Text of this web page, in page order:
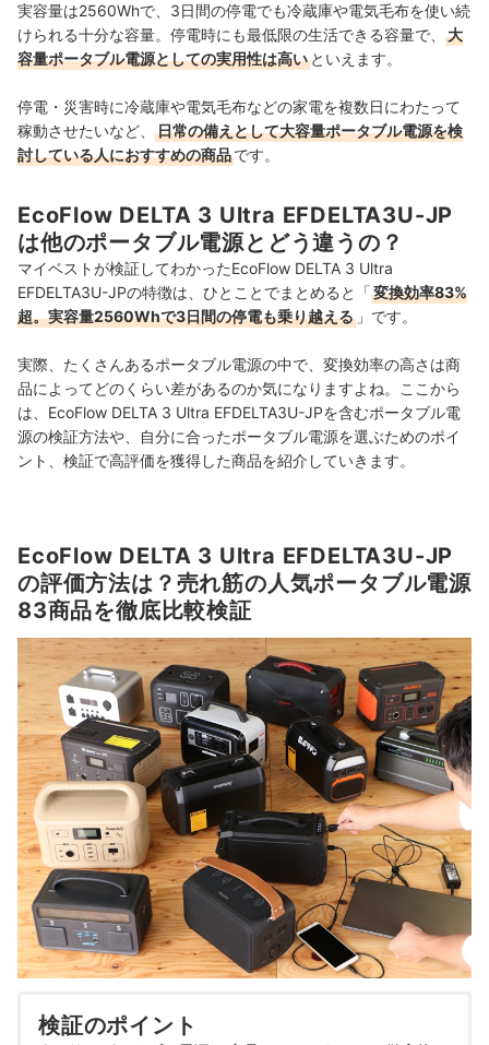
実容量は2560Whで、3日間の停電でも冷蔵庫や電気毛布を使い続
けられる十分な容量。停電時にも最低限の生活できる容量で、
大
容量ポータブル電源としての実用性は高い といえます。
停電・災害時に冷蔵庫や電気毛布などの家電を複数日にわたって
稼動させたいなど、
日常の備えとして大容量ポータブル電源を検
討している人におすすめの商品です。
EcoFlow DELTA 3 Ultra EFDELTA3U-JP
は他のポータブル電源とどう違うの？
マイベストが検証してわかったEcoFlow DELTA 3 Ultra
EFDELTA3U-JPの特徴は、ひとことでまとめると「変換効率83%
超。実容量2560Whで3日間の停電も乗り越える 」です。
実際、たくさんあるポータブル電源の中で、変換効率の高さは商
品によってどのくらい差があるのか気になりますよね。ここから
は、EcoFlow DELTA 3 Ultra EFDELTA3U-JPを含むポータブル電
源の検証方法や、自分に合ったポータブル電源を選ぶためのポイ
ント、検証で高評価を獲得した商品を紹介していきます。
EcoFlow DELTA 3 Ultra EFDELTA3U-JP
の評価方法は？売れ筋の人気ポータブル電源
83商品を徹底比較検証
検証のポイント